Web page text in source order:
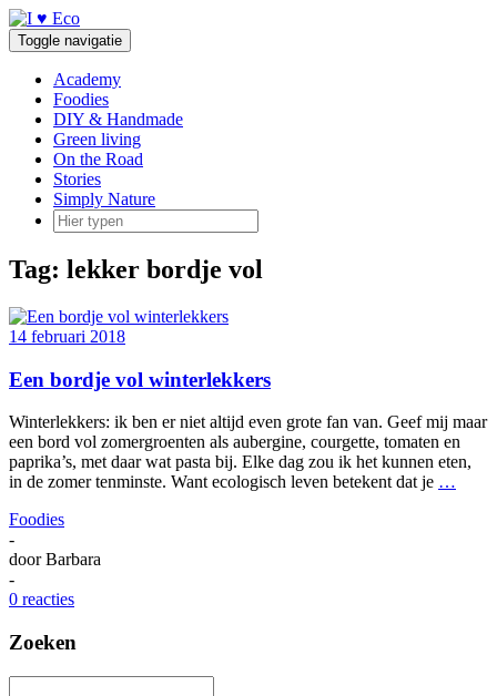
Doorgaan
naar
inhoud
Toggle navigatie
Academy
Foodies
DIY & Handmade
Green living
On the Road
Stories
Simply Nature
Tag: lekker bordje vol
14 februari 2018
Een bordje vol winterlekkers
Winterlekkers: ik ben er niet altijd even grote fan van. Geef mij maar
een bord vol zomergroenten als aubergine, courgette, tomaten en
paprika’s, met daar wat pasta bij. Elke dag zou ik het kunnen eten,
in de zomer tenminste. Want ecologisch leven betekent dat je …
Foodies
-
doorBarbara
-
0 reacties
Zoeken